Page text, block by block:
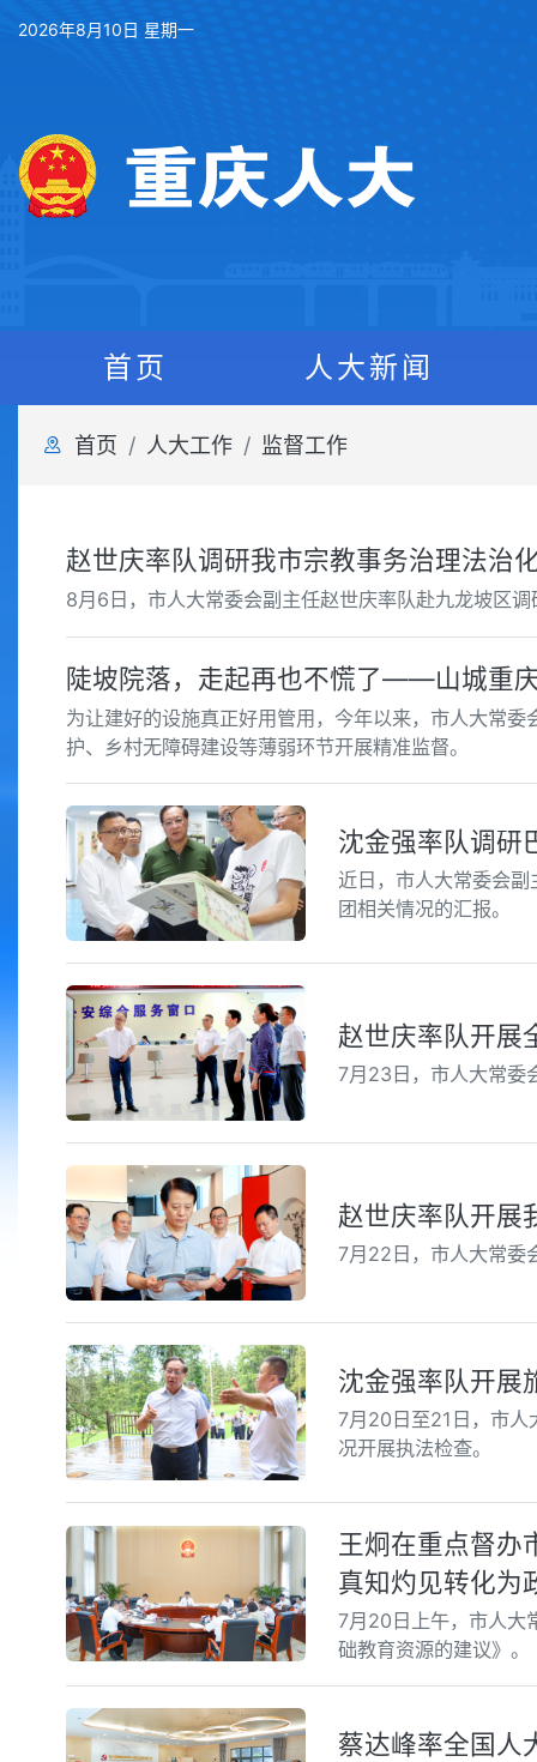
2026年8月10日 星期一
首页 人大新闻
首页 人大工作 监督工作
赵世庆率队调研我市宗教事务治理法治
8月6日，市人大常委会副主任赵世庆率队赴九龙坡区
陡坡院落，走起再也不慌了——山城重
为让建好的设施真正好用管用，今年以来，市人大常
护、乡村无障碍建设等薄弱环节开展精准监督。
沈金强率队调研
近日，市人大常委会
团相关情况的汇报。
赵世庆率队开展
7月23日，市人大常委
赵世庆率队开展
7月22日，市人大常委
沈金强率队开展
7月20日至21日，市人
况开展执法检查。
王炯在重点督办
真知灼见转化为
7月20日上午，市人大
础教育资源的建议》。
蔡达峰率全国人